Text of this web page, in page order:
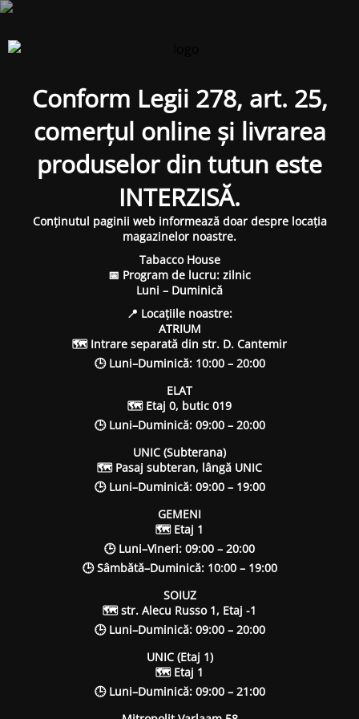
Conform Legii 278, art. 25,
comerțul online și livrarea
produselor din tutun este
INTERZISĂ.
Conținutul paginii web informează doar despre locația
magazinelor noastre.
Tabacco House
📅 Program de lucru: zilnic
Luni – Duminică
📍 Locațiile noastre:
ATRIUM
🗺 Intrare separată din str. D. Cantemir
🕒 Luni–Duminică: 10:00 – 20:00
ELAT
🗺 Etaj 0, butic 019
🕒 Luni–Duminică: 09:00 – 20:00
UNIC (Subterana)
🗺 Pasaj subteran, lângă UNIC
🕒 Luni–Duminică: 09:00 – 19:00
GEMENI
🗺 Etaj 1
🕒 Luni–Vineri: 09:00 – 20:00
🕒 Sâmbătă–Duminică: 10:00 – 19:00
SOIUZ
🗺 str. Alecu Russo 1, Etaj -1
🕒 Luni–Duminică: 09:00 – 20:00
UNIC (Etaj 1)
🗺 Etaj 1
🕒 Luni–Duminică: 09:00 – 21:00